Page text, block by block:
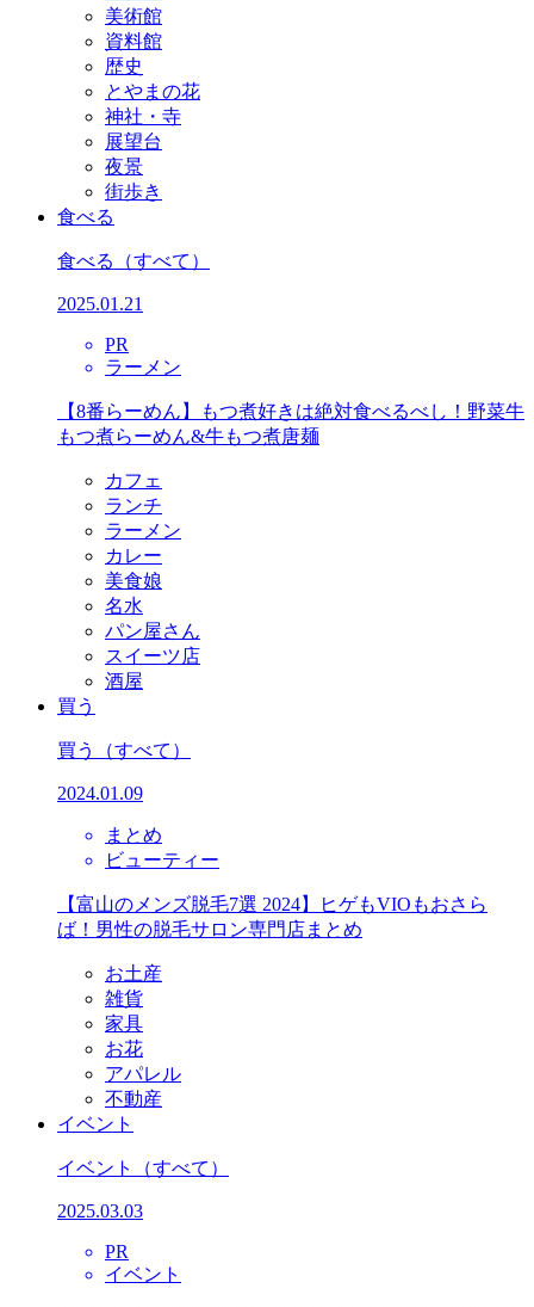
美術館
資料館
歴史
とやまの花
神社・寺
展望台
夜景
街歩き
食べる
食べる （すべて）
2025.01.21
PR
ラーメン
【8番らーめん】もつ煮好きは絶対食べるべし！野菜牛
もつ煮らーめん&牛もつ煮唐麺
カフェ
ランチ
ラーメン
カレー
美食娘
名水
パン屋さん
スイーツ店
酒屋
買う
買う （すべて）
2024.01.09
まとめ
ビューティー
【富山のメンズ脱毛7選 2024】ヒゲもVIOもおさら
ば！男性の脱毛サロン専門店まとめ
お土産
雑貨
家具
お花
アパレル
不動産
イベント
イベント （すべて）
2025.03.03
PR
イベント